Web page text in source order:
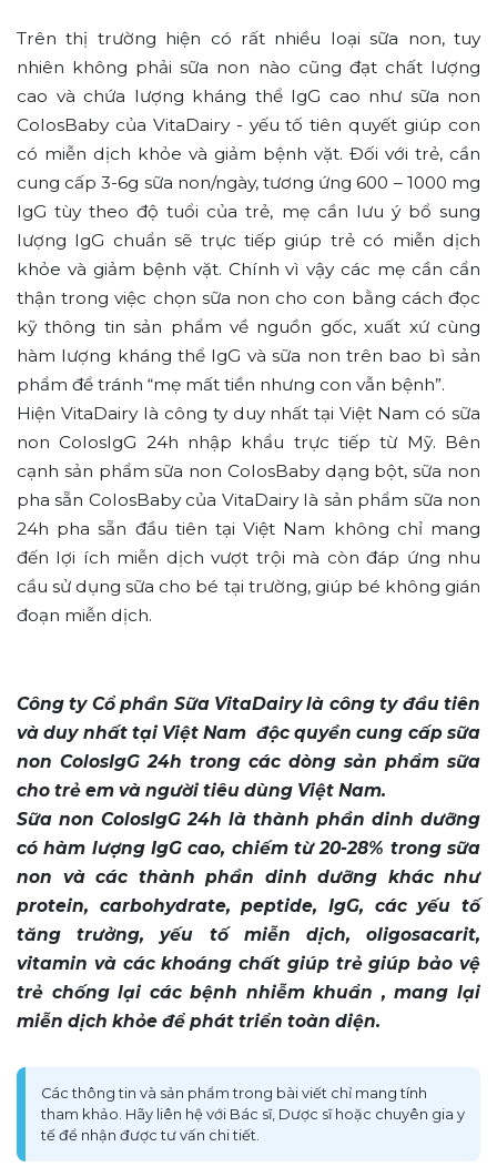
Trên thị trường hiện có rất nhiều loại sữa non, tuy
nhiên không phải sữa non nào cũng đạt chất lượng
cao và chứa lượng kháng thể IgG cao như sữa non
ColosBaby của VitaDairy - yếu tố tiên quyết giúp con
có miễn dịch khỏe và giảm bệnh vặt. Đối với trẻ, cần
cung cấp 3-6g sữa non/ngày, tương ứng 600 – 1000 mg
IgG tùy theo độ tuổi của trẻ, mẹ cần lưu ý bổ sung
lượng IgG chuẩn sẽ trực tiếp giúp trẻ có miễn dịch
khỏe và giảm bệnh vặt. Chính vì vậy các mẹ cần cẩn
thận trong việc chọn sữa non cho con bằng cách đọc
kỹ thông tin sản phẩm về nguồn gốc, xuất xứ cùng
hàm lượng kháng thể IgG và sữa non trên bao bì sản
phẩm để tránh “mẹ mất tiền nhưng con vẫn bệnh”.
Hiện VitaDairy là công ty duy nhất tại Việt Nam có sữa
non ColosIgG 24h nhập khẩu trực tiếp từ Mỹ. Bên
cạnh sản phẩm sữa non ColosBaby dạng bột, sữa non
pha sẵn ColosBaby của VitaDairy là sản phẩm sữa non
24h pha sẵn đầu tiên tại Việt Nam không chỉ mang
đến lợi ích miễn dịch vượt trội mà còn đáp ứng nhu
cầu sử dụng sữa cho bé tại trường, giúp bé không gián
đoạn miễn dịch.
Công ty Cổ phần Sữa VitaDairy là công ty đầu tiên
và duy nhất tại Việt Nam độc quyền cung cấp sữa
non ColosIgG 24h trong các dòng sản phẩm sữa
cho trẻ em và người tiêu dùng Việt Nam.
Sữa non ColosIgG 24h là thành phần dinh dưỡng
có hàm lượng IgG cao, chiếm từ 20-28% trong sữa
non và các thành phần dinh dưỡng khác như
protein, carbohydrate, peptide, IgG, các yếu tố
tăng trưởng, yếu tố miễn dịch, oligosacarit,
vitamin và các khoáng chất giúp trẻ giúp bảo vệ
trẻ chống lại các bệnh nhiễm khuẩn , mang lại
miễn dịch khỏe để phát triển toàn diện.
Các thông tin và sản phẩm trong bài viết chỉ mang tính
tham khảo. Hãy liên hệ với Bác sĩ, Dược sĩ hoặc chuyên gia y
tế để nhận được tư vấn chi tiết.